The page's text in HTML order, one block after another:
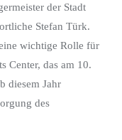
der Stadt
Stefan Türk.
wichtige Rolle für
Center, das am 10.
diesem Jahr
des